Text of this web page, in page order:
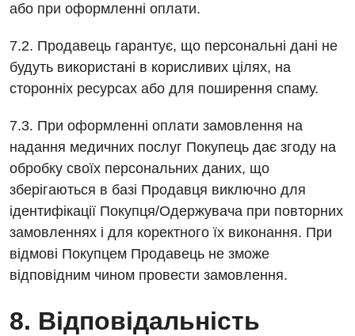
або при оформленні оплати.
7.2. Продавець гарантує, що персональні дані не
будуть використані в корисливих цілях, на
сторонніх ресурсах або для поширення спаму.
7.3. При оформленні оплати замовлення на
надання медичних послуг Покупець дає згоду на
обробку своїх персональних даних, що
зберігаються в базі Продавця виключно для
ідентифікації Покупця/Одержувача при повторних
замовленнях і для коректного їх виконання. При
відмові Покупцем Продавець не зможе
відповідним чином провести замовлення.
8. Відповідальність